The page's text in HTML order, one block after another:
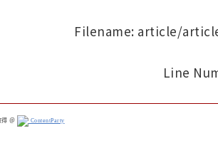
Filename: article/
Line
得 ＠ ContentParty